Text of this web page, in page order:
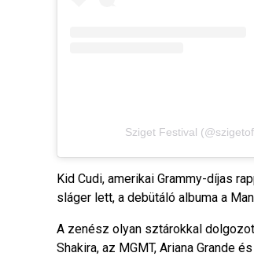
Sziget Festival
Kid Cudi, amerikai Grammy-díjas
sláger lett, a debütáló albuma a
A zenész olyan sztárokkal
Shakira, az MGMT, Ariana Grande